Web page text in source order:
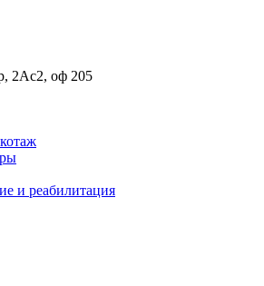
2Ас2, оф 205
и реабилитация